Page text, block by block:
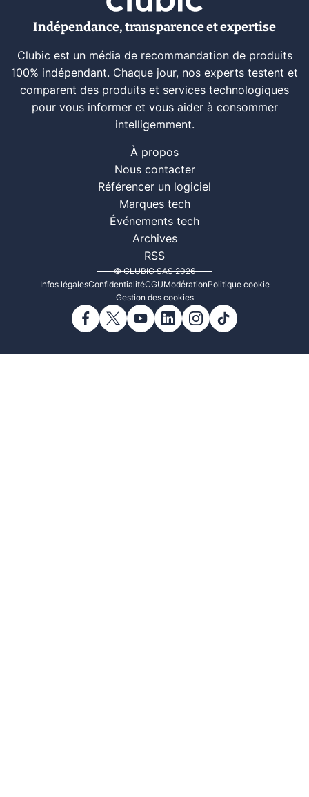
Indépendance, transparence et expertise
Clubic est un média de recommandation de produits
100% indépendant. Chaque jour, nos experts testent et
comparent des produits et services technologiques
pour vous informer et vous aider à consommer
intelligemment.
À propos
Nous contacter
Référencer un logiciel
Marques tech
Événements tech
Archives
RSS
© CLUBIC SAS 2026
Infos légalesConfidentialitéCGUModérationPolitique cookie
Gestion des cookies